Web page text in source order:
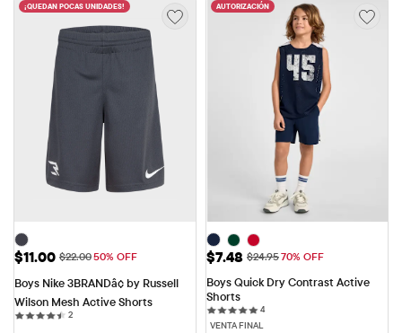
¡QUEDAN POCAS UNIDADES!
Precio de venta: $11.00
$11.00 Precio original: $22.00
$22.0050% OFF
Boys Nike 3BRANDâ¢ by Russell
Wilson Mesh Active Shorts
22 reviews
AUTORIZACIÓN
Precio de venta: $7.48
$7.48 Precio original: $24.95
$24.9570% OFF
Boys Quick Dry Contrast Active
Shorts
44 reviews
VENTA FINAL